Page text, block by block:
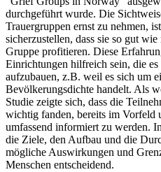
durchgeführt wurde. Die
Trauergruppen ernst zu nehmen,
sicherzustellen, dass sie so gut
Gruppe profitieren. Diese
Einrichtungen hilfreich sein, die
aufzubauen, z.B. weil es sich um
Bevölkerungsdichte handelt. Als
Studie zeigte sich, dass die
wichtig fanden, bereits im Vorfeld
umfassend informiert zu werden.
die Ziele, den Aufbau und die
mögliche Auswirkungen und
Menschen entscheidend.